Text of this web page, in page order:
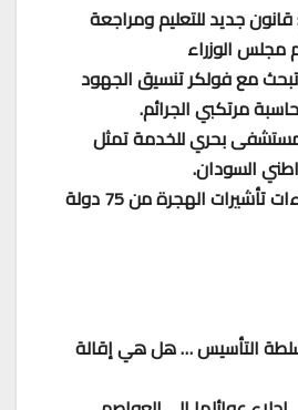
قانون جديد للتعليم ومراجعة
مجلس الوزراء
تبحث مع فولكر تنسيق الجهود
مرتكبي الجرائم.
مستشفى بحري للخدمة تمثل
السودان.
واشنطن تجمّد إجراءات تأشيرات الهجرة من 75 دولة
التأسيس … هل هي إقالة